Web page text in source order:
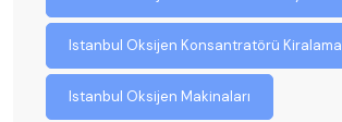
Istanbul Oksijen Konsantratörü Kiralama
Istanbul Oksijen Makinaları